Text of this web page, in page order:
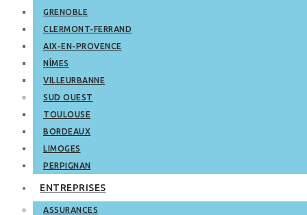
GRENOBLE
CLERMONT-FERRAND
AIX-EN-PROVENCE
NÎMES
VILLEURBANNE
SUD OUEST
TOULOUSE
BORDEAUX
LIMOGES
PERPIGNAN
ENTREPRISES
ASSURANCES